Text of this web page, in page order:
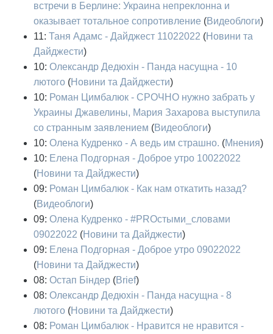
встречи в Берлине: Украина непреклонна и
оказывает тотальное сопротивление (Видеоблоги)
11: Таня Адамс - Дайджест 11022022 (Новини та
Дайджести)
10: Олександр Дедюхін - Панда насущна - 10
лютого (Новини та Дайджести)
10: Роман Цимбалюк - СРОЧНО нужно забрать у
Украины Джавелины, Мария Захарова выступила
со странным заявлением (Видеоблоги)
10: Олена Кудренко - А ведь им страшно. (Мнения)
10: Елена Подгорная - Доброе утро 10022022
(Новини та Дайджести)
09: Роман Цимбалюк - Как нам откатить назад?
(Видеоблоги)
09: Олена Кудренко - #PROстыми_словами
09022022 (Новини та Дайджести)
09: Елена Подгорная - Доброе утро 09022022
(Новини та Дайджести)
08: Остап Біндер (Brief)
08: Олександр Дедюхін - Панда насущна - 8
лютого (Новини та Дайджести)
08: Роман Цимбалюк - Нравится не нравится -